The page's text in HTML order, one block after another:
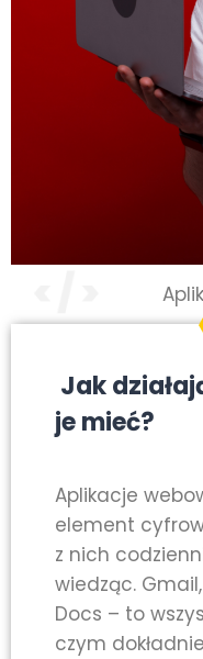
Jak
je mieć?
Aplikacje
element
z nich
wiedząc.
Docs – to
czym